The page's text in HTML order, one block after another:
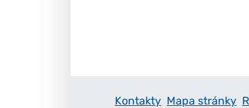
Kontakty Mapa stránky